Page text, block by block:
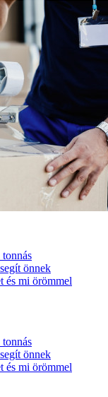
önnek
és mi örömmel
önnek
és mi örömmel